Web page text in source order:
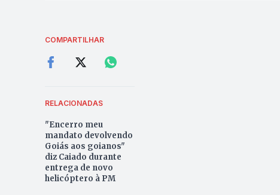
COMPARTILHAR
RELACIONADAS
"Encerro meu
mandato devolvendo
Goiás aos goianos"
diz Caiado durante
entrega de novo
helicóptero à PM